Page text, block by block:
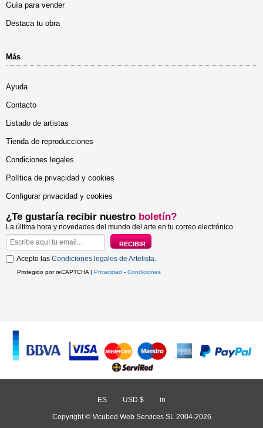
Guía para vender
Destaca tu obra
Más
Ayuda
Contacto
Listado de artistas
Tienda de reproducciones
Condiciones legales
Política de privacidad y cookies
Configurar privacidad y cookies
¿Te gustaría recibir nuestro boletín?
La última hora y novedades del mundo del arte en tu correo electrónico
Acepto las Condiciones legales de Artelista.
Protegido por reCAPTCHA | Privacidad - Condiciones
ES USD $ in
Copyright © Mcubed Web Services SL 2004-2026